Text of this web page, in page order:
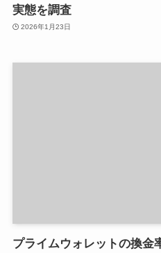
実態を調査
2026年1月23日
プライムウォレットの換金